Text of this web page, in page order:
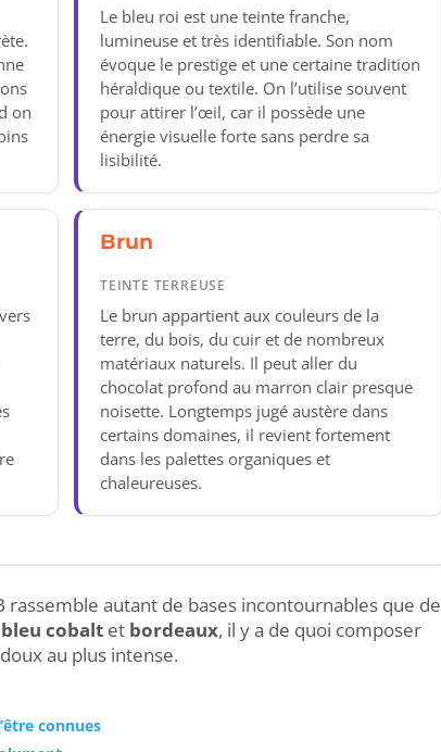
on
Le bleu roi est une teinte franche,
lumineuse et très identifiable. Son nom
évoque le prestige et une certaine tradition
héraldique ou textile. On l’utilise souvent
pour attirer l’œil, car il possède une
énergie visuelle forte sans perdre sa
lisibilité.
Brun
TEINTE TERREUSE
Le brun appartient aux couleurs de la
terre, du bois, du cuir et de nombreux
matériaux naturels. Il peut aller du
chocolat profond au marron clair presque
noisette. Longtemps jugé austère dans
certains domaines, il revient fortement
dans les palettes organiques et
chaleureuses.
autant de bases incontournables que de
bleu cobalt et bordeaux, il y a de quoi composer
au plus intense.
connues